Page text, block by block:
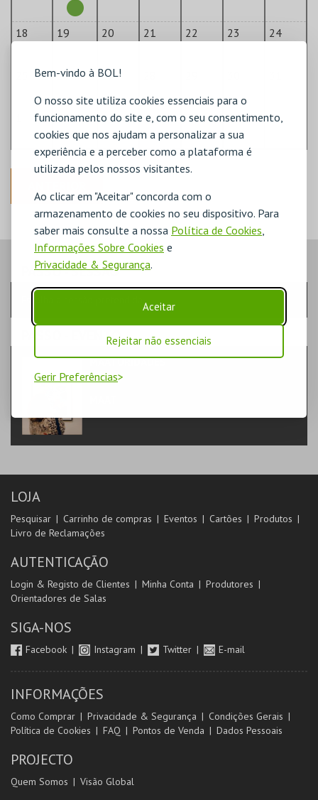
Bem-vindo à BOL!
O nosso site utiliza cookies essenciais para o
funcionamento do site e, com o seu consentimento,
cookies que nos ajudam a personalizar a sua
experiência e a perceber como a plataforma é
utilizada pelos nossos visitantes.
Ao clicar em "Aceitar" concorda com o
armazenamento de cookies no seu dispositivo. Para
saber mais consulte a nossa Política de Cookies,
Informações Sobre Cookies e
Privacidade & Segurança.
Aceitar
Rejeitar não essenciais
Gerir Preferências
18 19 20 21 22 23 24
26 27
2 3 4 5 6 7
PASSO- SESSÃO
- EVENTO
MAATURIDADES
TEATRO & ARTE | EVENTOS
LOJA
Pesquisar Carrinho de compras Eventos Cartões
Produtos
Livro de Reclamações
AUTENTICAÇÃO
Login & Registo de Clientes Minha Conta
Produtores
Orientadores de Salas
SIGA-NOS
Facebook Instagram Twitter E-mail
INFORMAÇÕES
Como Comprar Privacidade & Segurança
Condições Gerais
Política de Cookies
FAQ Pontos de Venda Dados Pessoais
PROJECTO
Quem Somos Visão Global